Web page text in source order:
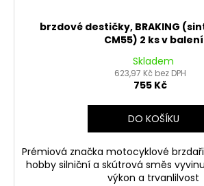
brzdové destičky, BRAKING
CM55) 2 ks v balení
Skladem
623,97 Kč bez DPH
755 Kč
DO KOŠÍKU
Prémiová značka motocyklové
hobby silniční a skútrová směs
výkon a trvanlilvost